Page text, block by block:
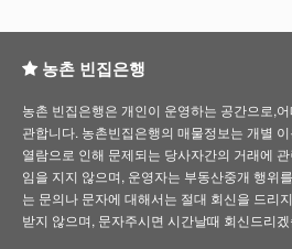
농촌 빈집은행
농촌 빈집은행은 개인이 운영하는 공간으로,
관합니다. 농촌빈집은행의 매물정보는 개별
열람으로 인해 문제되는 당사자간의 거래에
임을 지지 않으며, 운영자는 부동산중개 행위
는 문의나 문자에 대해서는 절대 회신을 드리
받지 않으며, 문자주시면 시간날때 회신드리